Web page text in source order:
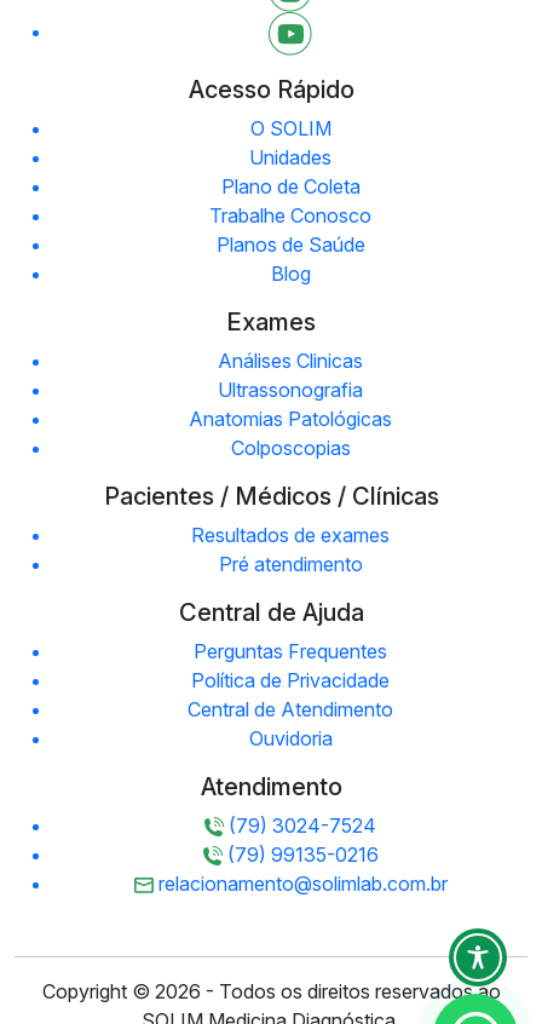
Acesso Rápido
O SOLIM
Unidades
Plano de Coleta
Trabalhe Conosco
Planos de Saúde
Blog
Exames
Análises Clinicas
Ultrassonografia
Anatomias Patológicas
Colposcopias
Pacientes / Médicos / Clínicas
Resultados de exames
Pré atendimento
Central de Ajuda
Perguntas Frequentes
Política de Privacidade
Central de Atendimento
Ouvidoria
Atendimento
(79) 3024-7524
(79) 99135-0216
relacionamento@solimlab.com.br
Copyright © 2026 - Todos os direitos reservados ao